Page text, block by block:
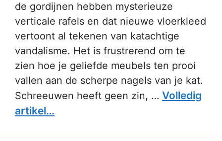
de gordijnen hebben mysterieuze
verticale rafels en dat nieuwe vloerkleed
vertoont al tekenen van katachtige
vandalisme. Het is frustrerend om te
zien hoe je geliefde meubels ten prooi
vallen aan de scherpe nagels van je kat.
Schreeuwen heeft geen zin, … Volledig
artikel…